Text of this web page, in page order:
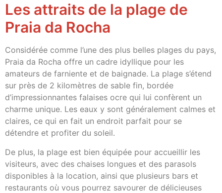
Les attraits de la plage de
Praia da Rocha
Considérée comme l’une des plus belles plages du pays,
Praia da Rocha offre un cadre idyllique pour les
amateurs de farniente et de baignade. La plage s’étend
sur près de 2 kilomètres de sable fin, bordée
d’impressionnantes falaises ocre qui lui confèrent un
charme unique. Les eaux y sont généralement calmes et
claires, ce qui en fait un endroit parfait pour se
détendre et profiter du soleil.
De plus, la plage est bien équipée pour accueillir les
visiteurs, avec des chaises longues et des parasols
disponibles à la location, ainsi que plusieurs bars et
restaurants où vous pourrez savourer de délicieuses